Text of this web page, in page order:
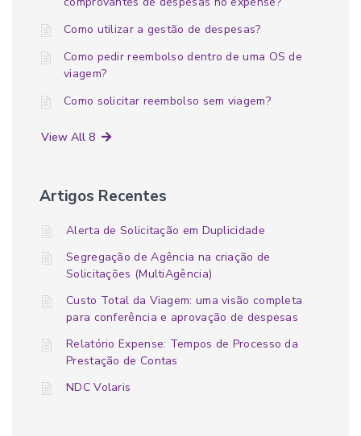
Como utilizar a gestão de despesas?
Como pedir reembolso dentro de uma OS de
viagem?
Como solicitar reembolso sem viagem?
View All 8
Artigos Recentes
Alerta de Solicitação em Duplicidade
Segregação de Agência na criação de
Solicitações (MultiAgência)
Custo Total da Viagem: uma visão completa
para conferência e aprovação de despesas
Relatório Expense: Tempos de Processo da
Prestação de Contas
NDC Volaris